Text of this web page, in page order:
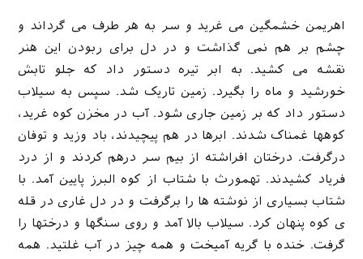
اهریمن خشمگین می غرید و سر به هر طرف می گرداند و
چشم بر هم نمی گذاشت و در دل برای ربودن این هنر
نقشه می کشید. به ابر تیره دستور داد که جلو تابش
خورشید و ماه را بگیرد. زمین تاریک شد. سپس به سیلاب
دستور داد که بر زمین جاری شود. آب در مخزن کوه غرید،
کوهها غمناک شدند. ابرها در هم پیچیدند، باد وزید و توفان
درگرفت. درختان افراشته از بیم سر درهم کردند و از درد
فریاد کشیدند. تهمورث با شتاب از کوه البرز پایین آمد. با
شتاب بسیاری از نوشته ها را برگرفت و در دل غاری در قله
ی کوه پنهان کرد. سیلاب بالا آمد و روی سنگها و درختها را
گرفت. خنده با گریه آمیخت و همه چیز در آب غلتید. همه